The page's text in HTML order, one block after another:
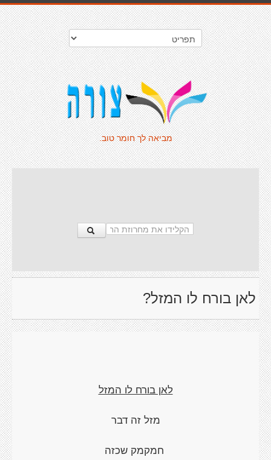
מביאה לך חומר טוב.
לאן בורח לו המזל?
לאן בורח לו המזל
מזל זה דבר
חמקמק שכזה